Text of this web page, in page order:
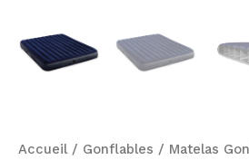
Accueil / Gonflables / Matelas